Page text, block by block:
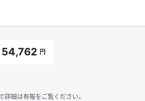
54,762 円
細は有報をご覧ください。